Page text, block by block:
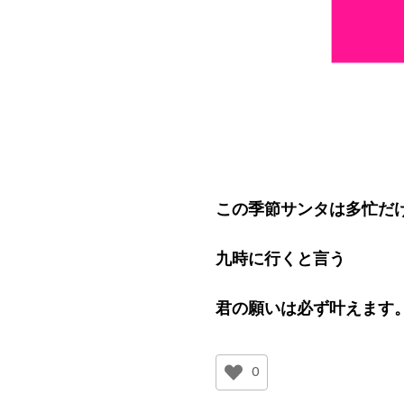
この季節サンタは多忙だ
九時に行くと言う
君の願いは必ず叶えます。
0